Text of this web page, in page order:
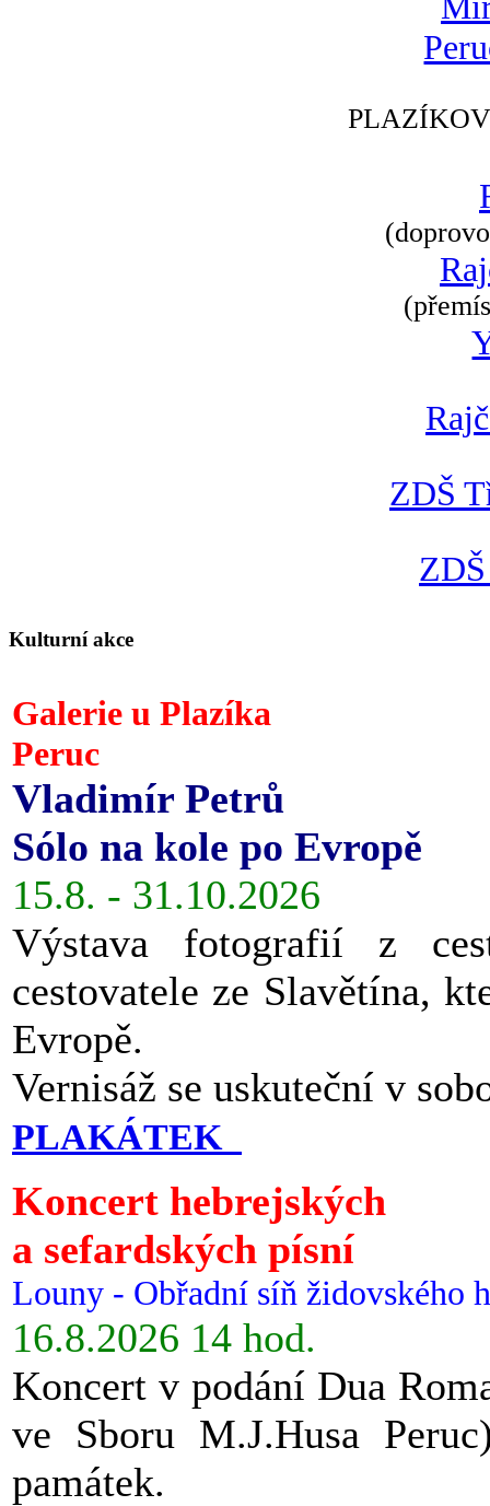
ZDŠ
Kulturní akce
Galerie u Plazíka
Peruc
Vladimír Petrů
Sólo na kole po Evropě
15.8. - 31.10.2026
Výstava fotografií z
cestovatele ze Slavětína,
Evropě.
Vernisáž se uskuteční v
PLAKÁTEK
Koncert hebrejských
a sefardských písní
Louny - Obřadní síň židovského
16.8.2026 14 hod.
Koncert v podání Dua
ve Sboru M.J.Husa
památek.